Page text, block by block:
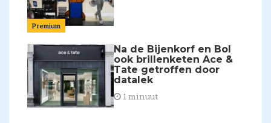
Premium
Na de Bijenkorf en Bol
ook brillenketen Ace &
Tate getroffen door
datalek
1 minuut